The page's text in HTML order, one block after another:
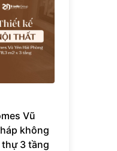
Vũ
không
3 tầng